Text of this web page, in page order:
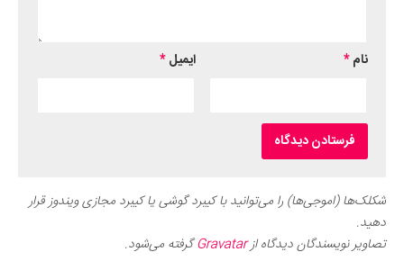
نام* ایمیل*
شکلک‌ها (اموجی‌ها) را می‌توانید با کیبرد گوشی یا کیبرد مجازی ویندوز قرار
دهید.
تصاویر نویسندگان دیدگاه ازGravatarگرفته می‌شود.